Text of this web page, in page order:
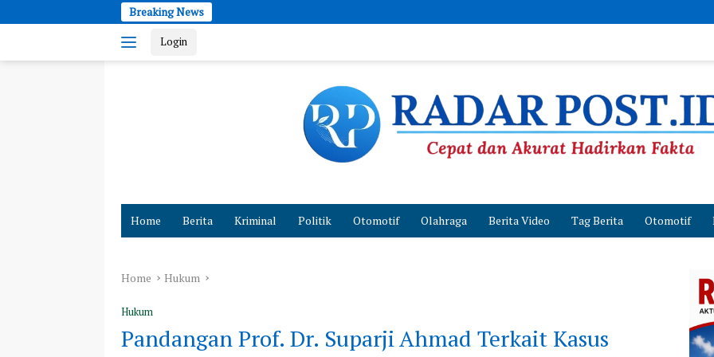
to
Breaking News
Login
Home Berita Kriminal Politik Otomotif Olahraga Berita Video Tag Berita Otomotif
Home Hukum
Hukum
Pandangan Prof. Dr. Suparji Ahmad Terkait Kasus